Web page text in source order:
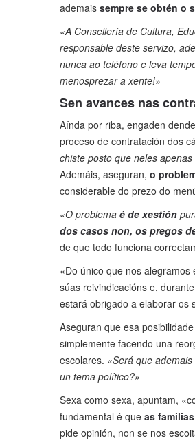
ademais sempre se obtén o
«A Consellería de Cultura,
responsable deste servizo,
nunca ao teléfono e leva
menosprezar a xente!»
Sen avances nas
Aínda por riba, engaden
proceso de contratación dos
chiste posto que neles
Ademáis, aseguran, o
considerable do prezo do
«O problema é de xestión
dos casos non, os pregos
de que todo funciona
«Do único que nos
súas reivindicacións e,
estará obrigado a elaborar os
Aseguran que esa
simplemente facendo una
escolares. «Será que
un tema político?»
Sexa como sexa, apuntam,
fundamental é que as
pide opinión, non se nos